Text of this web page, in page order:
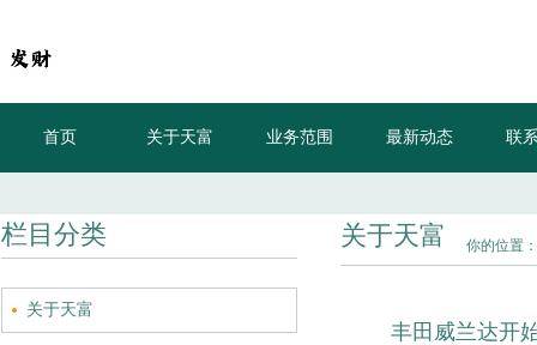
首页 关于天富 业务范围 最新动态 联
栏目分类
关于天富
关于天富 你的位置：
丰田威兰达开